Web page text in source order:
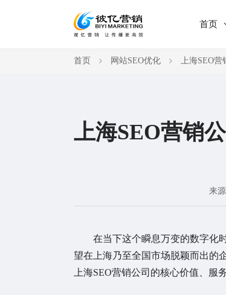
首页
首页 网站SEO优化 上海SEO营
上海SEO营销
来
在当下这个瞬息万变的数字化时
望在上海乃至全国市场脱颖而出的
上海SEO营销公司的核心价值、服